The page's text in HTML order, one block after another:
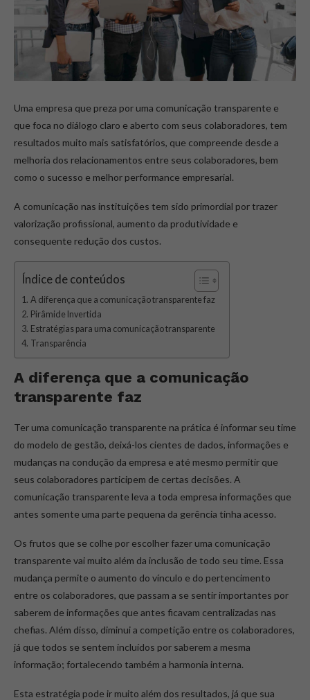
Uma empresa que preza por uma comunicação transparente e
que foca no diálogo claro e aberto com seus colaboradores, tem
resultados muito mais satisfatórios, que compreende desde a
melhoria dos relacionamentos entre seus colaboradores, bem
como o sucesso e melhor performance empresarial.
A comunicação nas instituições tem sido primordial por trazer
valorização profissional, aumento da produtividade e
consequente redução dos custos.
Índice de conteúdos
A diferença que a comunicação transparente faz
Pirâmide Invertida
Estratégias para uma comunicação transparente
Transparência
A diferença que a comunicação
transparente faz
Ter uma comunicação transparente na prática é informar seu time
do modelo de gestão, deixá-los cientes de dados, informações e
mudanças na condução da empresa e até mesmo permitir que
seus colaboradores participem de certas decisões. A
comunicação transparente leva a toda empresa informações que
antes somente uma parte pequena da gerência tinha acesso.
Os frutos que se colhe por escolher fazer uma comunicação
transparente vai muito além da inclusão de todo seu time. Essa
mudança permite o aumento do vínculo e do pertencimento
entre os colaboradores, que passam a se sentir importantes por
saberem de informações que antes ficavam centralizadas nas
chefias. Além disso, diminui a competição entre os colaboradores,
já que todos se sentem incluídos por saberem a mesma
informação; fortalecendo também a harmonia interna.
Esta estratégia pode ir muito além dos resultados, já que sua